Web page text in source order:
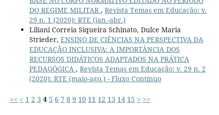
DO REGIME MILITAR, Revista Temas em Educação: v.
29 n. 1 (2020): RTE (jan.-abr.)
Liliani Correia Siqueira Schinato, Dulce Maria
Strieder, ENSINO DE CIÊNCIAS NA PERSPECTIVA DA
EDUCAÇÃO INCLUSIVA: A IMPORTÂNCIA DOS
RECURSOS DIDÁTICOS ADAPTADOS NA PRÁTICA
PEDAGÓGICA , Revista Temas em Educação: v. 29 n. 2
(2020): RTE (maio-ago.) - Fluxo Contínuo
<< < 1 2 3 4 5 6 7 8 9 10 11 12 13 14 15 > >>